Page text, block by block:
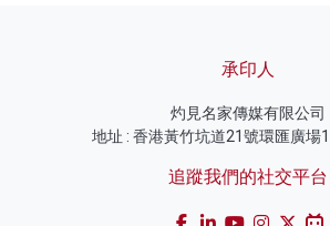
承印人
灼見名家傳媒有限公司
地址 : 香港黃竹坑道21號環匯廣場
追蹤我們的社交平台